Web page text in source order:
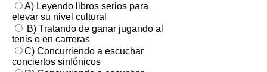
A) Leyendo libros serios para
elevar su nivel cultural
B) Tratando de ganar jugando al
tenis o en carreras
C) Concurriendo a escuchar
conciertos sinfónicos